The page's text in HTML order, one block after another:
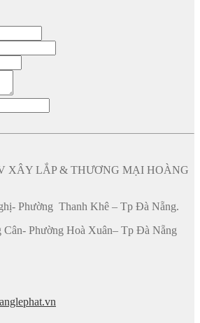
XÂY LẮP & THƯƠNG MẠI HOÀNG
Phường Thanh Khê – Tp Đà Nẵng.
Cân- Phường Hoà Xuân– Tp Đà Nẵng